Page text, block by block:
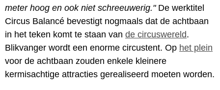
meter hoog en ook niet schreeuwerig."De werktitel
Circus Balancé bevestigt nogmaals dat de achtbaan
in het teken komt te staan van de circuswereld.
Blikvanger wordt een enorme circustent. Op het plein
voor de achtbaan zouden enkele kleinere
kermisachtige attracties gerealiseerd moeten worden.